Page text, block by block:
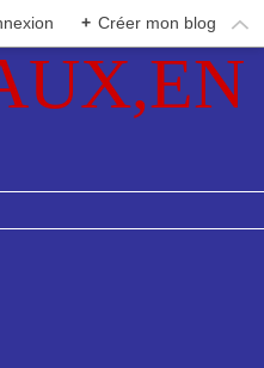
+ Créer mon blog